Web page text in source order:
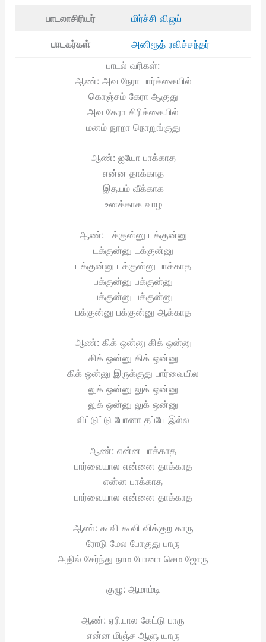
பாடலாசிரியர் மிர்ச்சி விஜய்
பாடகர்கள்
அனிரூத் ரவிச்சந்தர்
பாடல் வரிகள்:
ஆண்: அவ நேரா பார்க்கையில்
கொஞ்சம் கேரா ஆகுது
அவ கேரா சிரிக்கையில்
மனம் நூறா நொறுங்குது
ஆண்: ஐயோ பாக்காத
என்ன தாக்காத
இதயம் வீக்காக
உனக்காக வாழ
ஆண்: டக்குன்னு டக்குன்னு
டக்குன்னு டக்குன்னு
டக்குன்னு டக்குன்னு பாக்காத
பக்குன்னு பக்குன்னு
பக்குன்னு பக்குன்னு
பக்குன்னு பக்குன்னு ஆக்காத
ஆண்: கிக் ஒன்னு கிக் ஒன்னு
கிக் ஒன்னு கிக் ஒன்னு
கிக் ஒன்னு இருக்குது பார்வையில
லுக் ஒன்னு லுக் ஒன்னு
லுக் ஒன்னு லுக் ஒன்னு
விட்டுட்டு போனா தப்பே இல்ல
ஆண்: என்ன பாக்காத
பார்வையால என்னை தாக்காத
என்ன பாக்காத
பார்வையால என்னை தாக்காத
ஆண்: கூவி கூவி விக்குற காரு
ரோடு மேல போகுது பாரு
அதில் சேர்ந்து நாம போனா செம ஜோரு
குழு: ஆமாம்டி
ஆண்: ஏரியால கேட்டு பாரு
என்ன மிஞ்ச ஆளு யாரு